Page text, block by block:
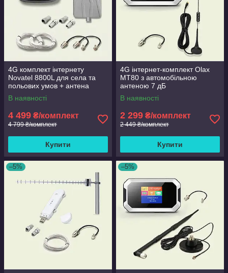
4G комплект інтернету
Novatel 8800L для села та
польових умов + антена
Spider MIMO 2x16 дБ
В наявності
4 499 ₴/комплект
4 799 ₴/комплект
Купити
4G інтернет-комплект Olax
MT80 з автомобільною
антеною 7 дБ
В наявності
2 299 ₴/комплект
2 449 ₴/комплект
Купити
–5% –5%